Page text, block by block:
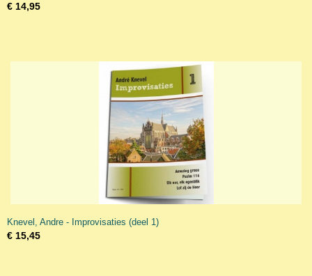
€ 14,95
Knevel, Andre - Improvisaties (deel 1)
€ 15,45